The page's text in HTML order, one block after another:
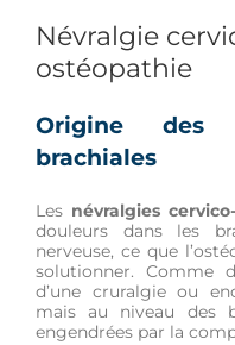
Névralgie
ostéopathie
Origine des
brachiales
Les névralgies
douleurs dans les
nerveuse, ce que
solutionner. Comme
d’une cruralgie ou
mais au niveau des
engendrées par la